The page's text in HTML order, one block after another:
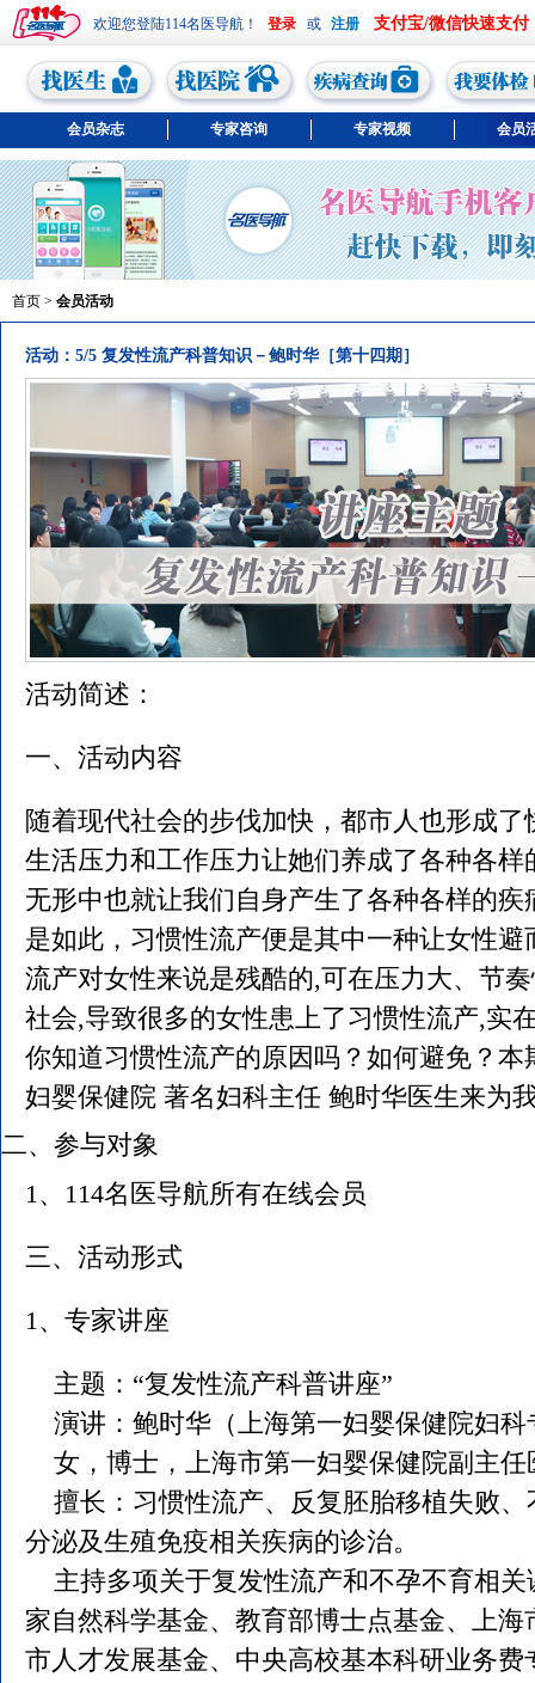
欢迎您登陆114名医导航！ 或 支付宝/微信快速支付
会员杂志 专家咨询 专家视频 会员
首页 > 会员活动
活动：5/5 复发性流产科普知识－鲍时华［第十四期］
活动简述：
一、活动内容
随着现代社会的步伐加快，都市人也形成
生活压力和工作压力让她们养成了各种各
无形中也就让我们自身产生了各种各样的
是如此，习惯性流产便是其中一种让女性
流产对女性来说是残酷的,可在压力大、节
社会,导致很多的女性患上了习惯性流产,实
你知道习惯性流产的原因吗？如何避免？
妇婴保健院 著名妇科主任 鲍时华医生来为
二、参与对象
1、114名医导航所有在线会员
三、活动形式
1、专家讲座
主题：“复发性流产科普讲座”
演讲：鲍时华（上海第一妇婴保健院妇科
女，博士，上海市第一妇婴保健院副主任
擅长：习惯性流产、反复胚胎移植失败、
分泌及生殖免疫相关疾病的诊治。
主持多项关于复发性流产和不孕不育相关
家自然科学基金、教育部博士点基金、上
市人才发展基金、中央高校基本科研业务